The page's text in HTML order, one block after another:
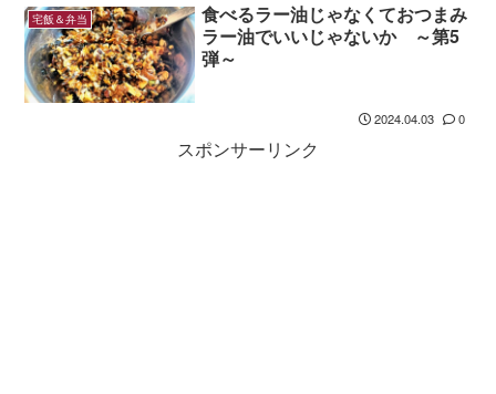
宅飯＆弁当
食べるラー油じゃなくておつまみ
ラー油でいいじゃないか ～第5
弾～
2024.04.03 0
スポンサーリンク